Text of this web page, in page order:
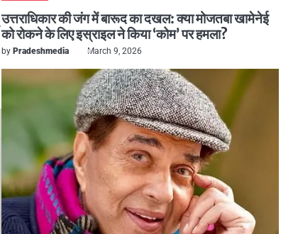
उत्तराधिकार की जंग में बारूद का दखल: क्या मोजतबा खामेनेई
को रोकने के लिए इस्राइल ने किया ‘कोम’ पर हमला?
by Pradeshmedia March 9, 2026